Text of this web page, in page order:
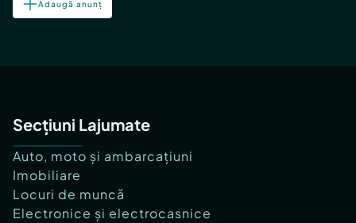
Adaugă anunț
Secțiuni Lajumate
Auto, moto și ambarcațiuni
Imobiliare
Locuri de muncă
Electronice și electrocasnice